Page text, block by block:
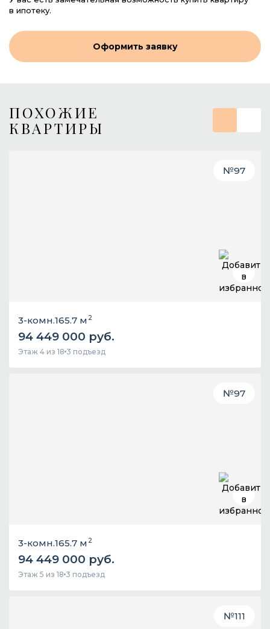
в ипотеку.
Оформить заявку
ПОХОЖИЕ
КВАРТИРЫ
№97
3-комн.165.7 м 2
94 449 000 руб.
Этаж 4 из 18 3 подъезд
№97
3-комн.165.7 м 2
94 449 000 руб.
Этаж 5 из 18 3 подъезд
№111